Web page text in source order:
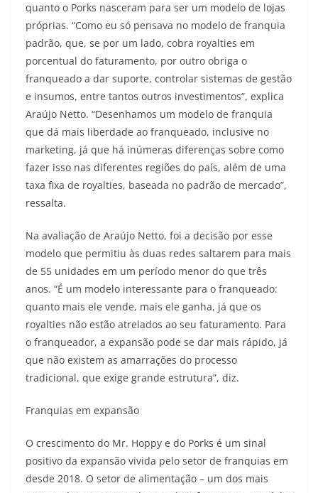
quanto o Porks nasceram para ser um modelo de lojas
próprias. “Como eu só pensava no modelo de franquia
padrão, que, se por um lado, cobra royalties em
porcentual do faturamento, por outro obriga o
franqueado a dar suporte, controlar sistemas de gestão
e insumos, entre tantos outros investimentos”, explica
Araújo Netto. “Desenhamos um modelo de franquia
que dá mais liberdade ao franqueado, inclusive no
marketing, já que há inúmeras diferenças sobre como
fazer isso nas diferentes regiões do país, além de uma
taxa fixa de royalties, baseada no padrão de mercado”,
ressalta.
Na avaliação de Araújo Netto, foi a decisão por esse
modelo que permitiu às duas redes saltarem para mais
de 55 unidades em um período menor do que três
anos. “É um modelo interessante para o franqueado:
quanto mais ele vende, mais ele ganha, já que os
royalties não estão atrelados ao seu faturamento. Para
o franqueador, a expansão pode se dar mais rápido, já
que não existem as amarrações do processo
tradicional, que exige grande estrutura”, diz.
Franquias em expansão
O crescimento do Mr. Hoppy e do Porks é um sinal
positivo da expansão vivida pelo setor de franquias em
desde 2018. O setor de alimentação – um dos mais